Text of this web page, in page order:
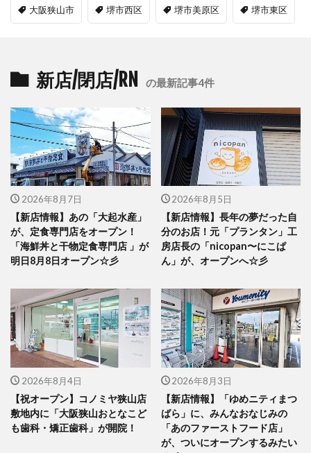
大阪狭山市 堺市西区 堺市美原区 堺市東区
新店/閉店/RN の最新記事4件
2026年8月7日
【新店情報】あの「大起水産」
が、定食専門店をオープン！
「海鮮丼と干物定食専門店 」が
明日8月8日オープン☆彡
2026年8月5日
【新店情報】長年の夢だった自
分のお店！元「プランタン」工
房店長の「nicopan〜にこぱ
ん」が、オープンへ☆彡
2026年8月4日
【祝オープン】コノミヤ狭山店
敷地内に「大阪狭山おとなこど
も歯科・矯正歯科」が開院！
2026年8月3日
【新店情報】「ゆめニティまつ
ばら」に、みんなおなじみの
「あのファーストフード店」
が、ついにオープンするみたい